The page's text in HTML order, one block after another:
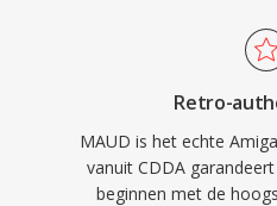
Retro-
MAUD is het echte
vanuit CDDA
beginnen met de